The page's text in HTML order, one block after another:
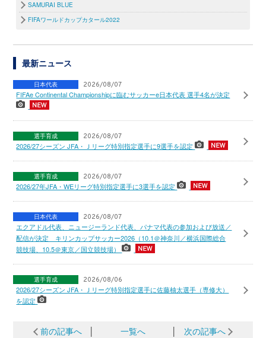
SAMURAI BLUE
FIFAワールドカップカタール2022
最新ニュース
日本代表 2026/08/07
FIFAe Continental Championshipに臨むサッカーe日本代表 選手4名が決定
選手育成 2026/08/07
2026/27シーズン JFA・Ｊリーグ特別指定選手に9選手を認定
選手育成 2026/08/07
2026/27年JFA・WEリーグ特別指定選手に3選手を認定
日本代表 2026/08/07
エクアドル代表、ニュージーランド代表、パナマ代表の参加および放送／
配信が決定 キリンカップサッカー2026（10.1＠神奈川／横浜国際総合
競技場、10.5＠東京／国立競技場）
選手育成 2026/08/06
2026/27シーズン JFA・Ｊリーグ特別指定選手に佐藤柚太選手（専修大）
を認定
前の記事へ 一覧へ 次の記事へ